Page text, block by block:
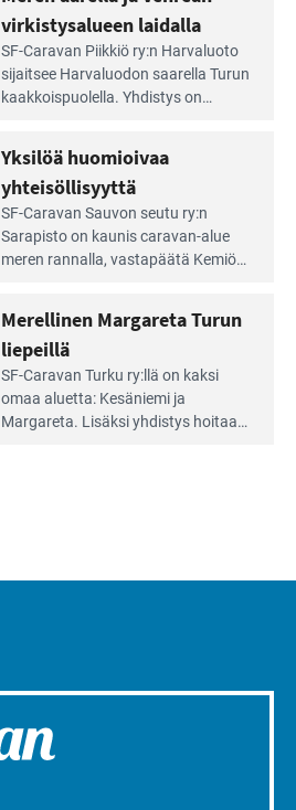
virkistysalueen laidalla
SF-Caravan Piikkiö ry:n Harvaluoto
sijait­see Harvaluodon saarella Turun
kaakkois­puolella. Yhdistys on
virkistysalueesta.
Yksilöä huomioivaa
yhteisöllisyyttä
SF-Caravan Sauvon seutu ry:n
Sarapisto on kaunis caravan-alue
meren rannalla, vasta­päätä Kemiön
kymmenen paikkaa ilman sähköä.
Merellinen Margareta Turun
liepeillä
SF-Caravan Turku ry:llä on kaksi
omaa aluet­ta: Kesäniemi ja
Margareta. Lisäksi yhdis­tys hoitaa